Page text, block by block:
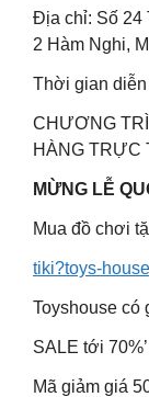
Địa chỉ: Số 24
2 Hàm Nghi,
Thời gian diễn
CHƯƠNG
HÀNG TRỰC
MỪNG LỄ
Mua đồ chơi
tiki?toys-
Toyshouse có
SALE tới 70%’
Mã giảm giá